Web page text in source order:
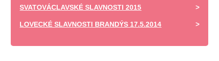
SVATOVÁCLAVSKÉ SLAVNOSTI 2015
LOVECKÉ SLAVNOSTI BRANDÝS 17.5.2014